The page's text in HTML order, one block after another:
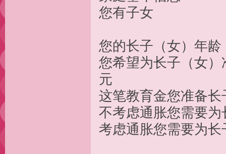
您有
您的长子
您希望为长子
元
这笔教育金您准
不考虑通胀您需
考虑通胀您需要